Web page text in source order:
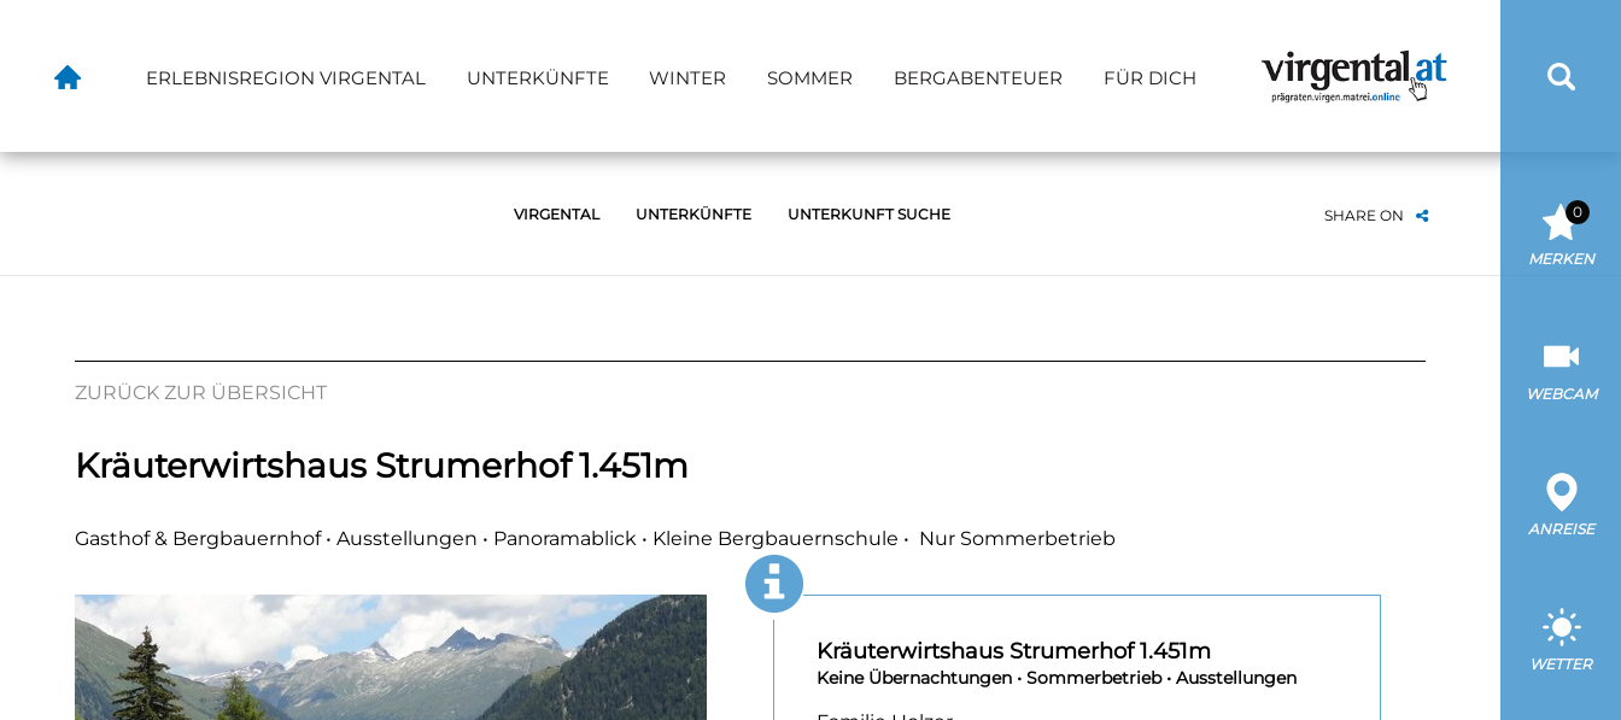
0
MERKEN
WEBCAM
ANREISE
WETTER
ERLEBNISREGION VIRGENTAL UNTERKÜNFTE WINTER SOMMER BERGABENTEUER FÜR DICH
VIRGENTAL UNTERKÜNFTE UNTERKUNFT SUCHE SHARE ON
ZURÜCK ZUR ÜBERSICHT
Kräuterwirtshaus Strumerhof 1.451m
Gasthof & Bergbauernhof • Ausstellungen • Panoramablick • Kleine Bergbauernschule • Nur Sommerbetrieb
Kräuterwirtshaus Strumerhof 1.451m
Keine Übernachtungen • Sommerbetrieb • Ausstellungen